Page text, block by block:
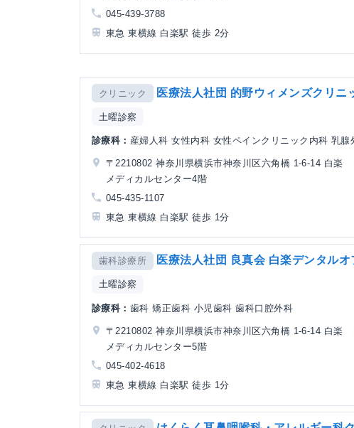
045-439-3788
東急 東横線 白楽駅 徒歩 2分
クリニック 医療法人社団 的野ウィメンズクリニ
土曜診察
診療科： 産婦人科 女性内科 女性ペインクリニック内科 乳腺
〒2210802 神奈川県横浜市神奈川区六角橋 1-6-14 白楽
メディカルセンター4階
045-435-1107
東急 東横線 白楽駅 徒歩 1分
歯科診療所 医療法人社団 良真会 白楽デンタルオ
土曜診察
診療科： 歯科 矯正歯科 小児歯科 歯科口腔外科
〒2210802 神奈川県横浜市神奈川区六角橋 1-6-14 白楽
メディカルセンター5階
045-402-4618
東急 東横線 白楽駅 徒歩 1分